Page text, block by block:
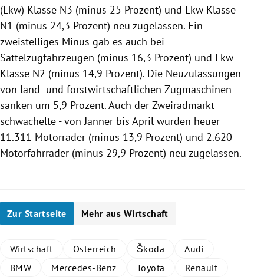
(Lkw) Klasse N3 (minus 25 Prozent) und Lkw Klasse
N1 (minus 24,3 Prozent) neu zugelassen. Ein
zweistelliges Minus gab es auch bei
Sattelzugfahrzeugen (minus 16,3 Prozent) und Lkw
Klasse N2 (minus 14,9 Prozent). Die Neuzulassungen
von land- und forstwirtschaftlichen Zugmaschinen
sanken um 5,9 Prozent. Auch der Zweiradmarkt
schwächelte - von Jänner bis April wurden heuer
11.311 Motorräder (minus 13,9 Prozent) und 2.620
Motorfahrräder (minus 29,9 Prozent) neu zugelassen.
Zur Startseite Mehr aus Wirtschaft
Wirtschaft Österreich Škoda
Audi
BMW
Mercedes-Benz Toyota Renault